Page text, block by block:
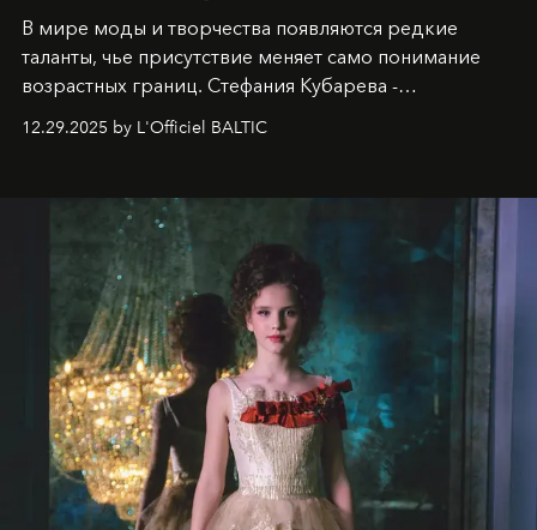
В мире моды и творчества появляются редкие
таланты, чье присутствие меняет само понимание
возрастных границ. Стефания Кубарева -
харизмы, чье имя уже украшает обложки
2025
и LUXIA June 2025, представляет собой
уникальное явление современной культуры.
12.29.2025 by L'Officiel BALTIC